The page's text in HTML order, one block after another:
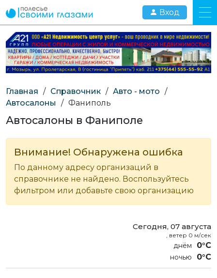
Вход
Главная / Справочник / Авто - мото /
Автосалоны
/ Фаниполь
Автосалоны в Фаниполе
Внимание! Обнаружена ошибка
По данному адресу организаций в
справочнике не найдено. Воспользуйтесь
фильтром или добавьте свою организацию
Сегодня, 07 августа
, ветер 0 м/сек
0°C
0°C